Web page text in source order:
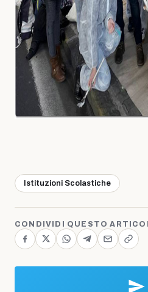
Istituzioni Scolastiche
CONDIVIDI QUESTO